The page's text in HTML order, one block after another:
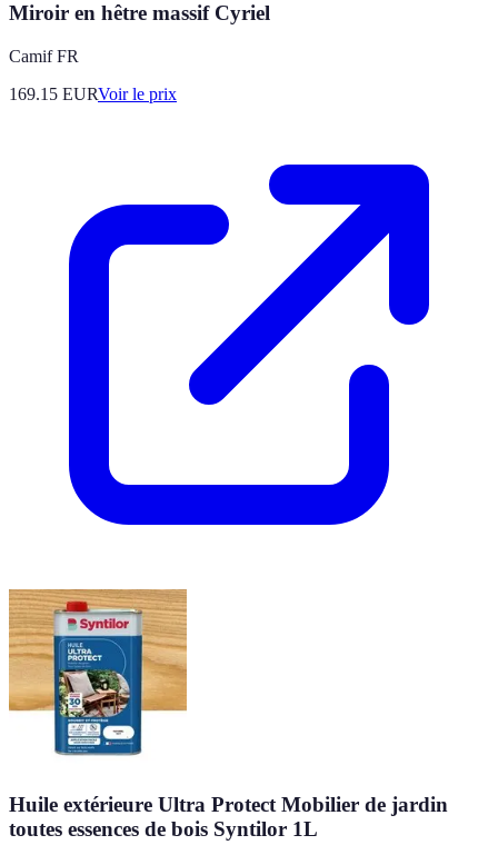
Miroir en hêtre massif Cyriel
Camif FR
169.15 EURVoir le prix
Huile extérieure Ultra Protect Mobilier de jardin
toutes essences de bois Syntilor 1L